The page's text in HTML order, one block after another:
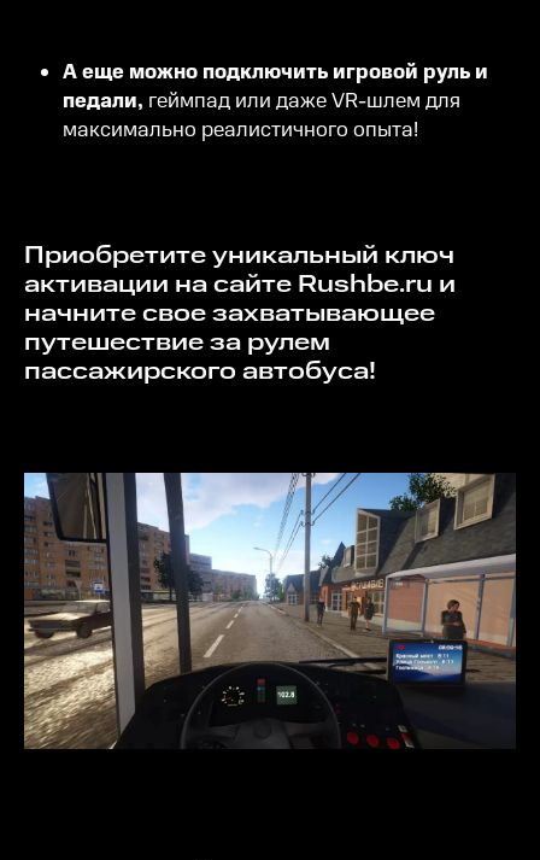
А еще можно подключить игровой руль и
педали, геймпад или даже VR-шлем для
максимально реалистичного опыта!
Приобретите уникальный ключ
активации на сайте Rushbe.ru и
начните свое захватывающее
путешествие за рулем
пассажирского автобуса!